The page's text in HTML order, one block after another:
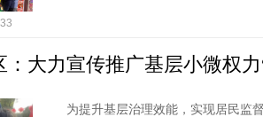
：大力宣传推广基层小微权
为提升基层治理效能，实现居民监